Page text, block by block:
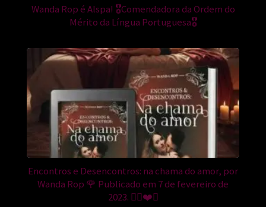
Wanda Rop é Alspa! 🎖Comendadora da Ordem do
Mérito da Língua Portuguesa🎖
Encontros e Desencontros: na chama do amor, por
Wanda Rop 🌹 Publicado em 7 de fevereiro de
2023. ❤️‍🔥❤️🔥